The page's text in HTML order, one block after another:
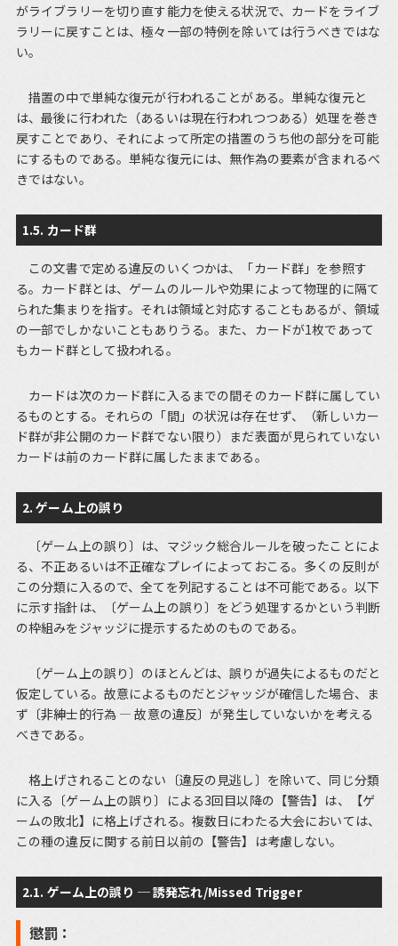
がライブラリーを切り直す能力を使える状況で、カードをライブ
ラリーに戻すことは、極々一部の特例を除いては行うべきではな
い。
措置の中で単純な復元が行われることがある。単純な復元と
は、最後に行われた（あるいは現在行われつつある）処理を巻き
戻すことであり、それによって所定の措置のうち他の部分を可能
にするものである。単純な復元には、無作為の要素が含まれるべ
きではない。
1.5. カード群
この文書で定める違反のいくつかは、「カード群」を参照す
る。カード群とは、ゲームのルールや効果によって物理的に隔て
られた集まりを指す。それは領域と対応することもあるが、領域
の一部でしかないこともありうる。また、カードが1枚であって
もカード群として扱われる。
カードは次のカード群に入るまでの間そのカード群に属してい
るものとする。それらの「間」の状況は存在せず、（新しいカー
ド群が非公開のカード群でない限り）まだ表面が見られていない
カードは前のカード群に属したままである。
2. ゲーム上の誤り
〔ゲーム上の誤り〕は、マジック総合ルールを破ったことによ
る、不正あるいは不正確なプレイによっておこる。多くの反則が
この分類に入るので、全てを列記することは不可能である。以下
に示す指針は、〔ゲーム上の誤り〕をどう処理するかという判断
の枠組みをジャッジに提示するためのものである。
〔ゲーム上の誤り〕のほとんどは、誤りが過失によるものだと
仮定している。故意によるものだとジャッジが確信した場合、ま
ず〔非紳士的行為 ― 故意の違反〕が発生していないかを考える
べきである。
格上げされることのない〔違反の見逃し〕を除いて、同じ分類
に入る〔ゲーム上の誤り〕による3回目以降の【警告】は、【ゲ
ームの敗北】に格上げされる。複数日にわたる大会においては、
この種の違反に関する前日以前の【警告】は考慮しない。
2.1. ゲーム上の誤り ─ 誘発忘れ/Missed Trigger
懲罰：